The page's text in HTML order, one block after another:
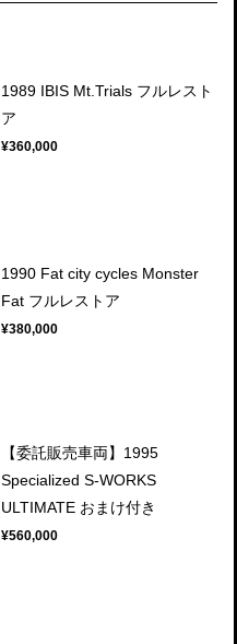
1989 IBIS Mt.Trials フルレスト
ア
¥360,000
1990 Fat city cycles Monster
Fat フルレストア
¥380,000
【委託販売車両】1995
Specialized S-WORKS
ULTIMATE おまけ付き
¥560,000